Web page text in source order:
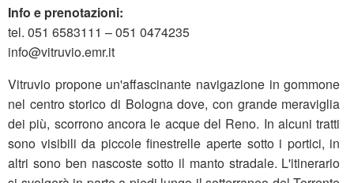
Info e prenotazioni:
tel. 051 6583111 – 051 0474235
info@vitruvio.emr.it
Vitruvio propone un'affascinante navigazione in gommone
nel centro storico di Bologna dove, con grande meraviglia
dei più, scorrono ancora le acque del Reno. In alcuni tratti
sono visibili da piccole finestrelle aperte sotto i portici, in
altri sono ben nascoste sotto il manto stradale. L'itinerario